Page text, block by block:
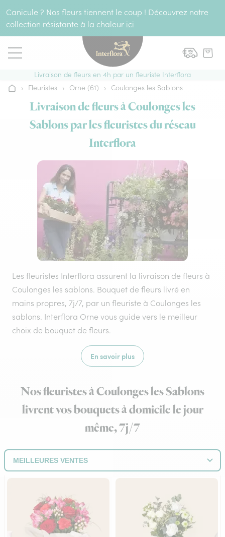
Canicule ? Nos fleurs tiennent le coup ! Découvrez notre
collection résistante à la chaleur ici
Livraison de fleurs en 4h par un fleuriste Interflora
Accueil
› Fleuristes › Orne (61) › Coulonges les Sablons
Livraison de fleurs à Coulonges les
Sablons par les fleuristes du réseau
Interflora
Les fleuristes Interflora assurent la livraison de fleurs à
Coulonges les sablons. Bouquet de fleurs livré en
mains propres, 7j/7, par un fleuriste à Coulonges les
sablons. Interflora Orne vous guide vers le meilleur
choix de bouquet de fleurs.
En savoir plus
Nos fleuristes à Coulonges les Sablons
livrent vos bouquets à domicile le jour
même, 7j/7